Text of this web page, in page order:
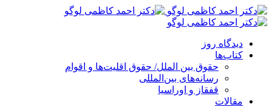
پرش
به
دیدگاه روز
کتاب‌ها
حقوق بین الملل/ حقوق اقلیت‌ها و اقوام
رسانه‌های بین‌المللی
قفقاز و اوراسیا
مقالات